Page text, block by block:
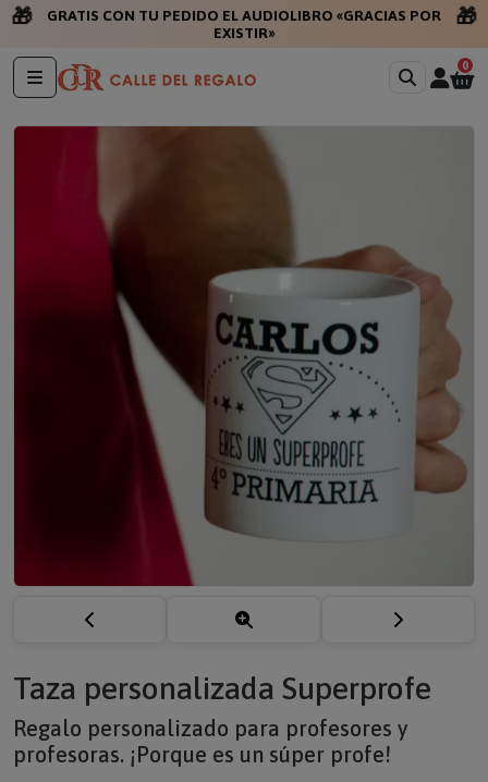
🎁
GRATIS CON TU PEDIDO EL AUDIOLIBRO «GRACIAS POR
EXISTIR»
🎁
0
Taza personalizada Superprofe
Regalo personalizado para profesores y
profesoras. ¡Porque es un súper profe!